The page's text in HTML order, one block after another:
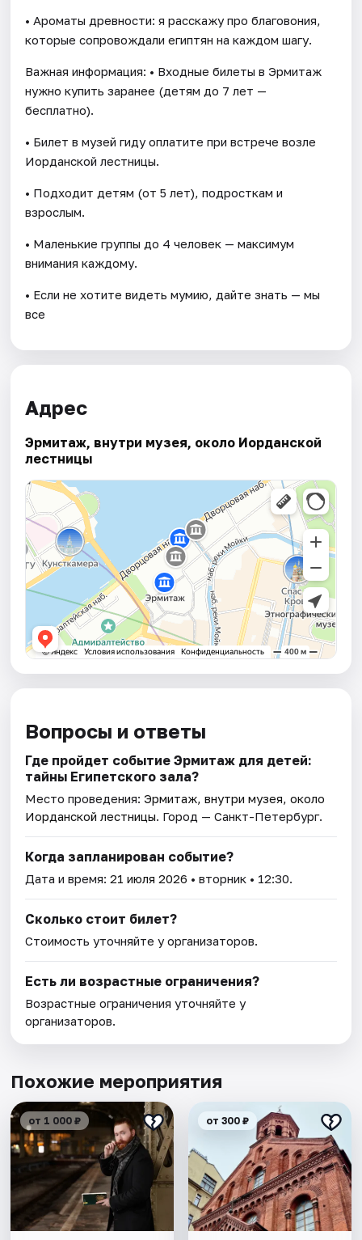
• Ароматы древности: я расскажу про благовония,
которые сопровождали египтян на каждом шагу.
Важная информация: • Входные билеты в Эрмитаж
нужно купить заранее (детям до 7 лет —
бесплатно).
• Билет в музей гиду оплатите при встрече возле
Иорданской лестницы.
• Подходит детям (от 5 лет), подросткам и
взрослым.
• Маленькие группы до 4 человек — максимум
внимания каждому.
• Если не хотите видеть мумию, дайте знать — мы
все
Адрес
Эрмитаж, внутри музея, около Иорданской
лестницы
Вопросы и ответы
Где пройдет событие Эрмитаж для детей:
тайны Египетского зала?
Место проведения:Эрмитаж, внутри музея, около
Иорданской лестницы. Город — Санкт-Петербург.
Когда запланирован событие?
Дата и время:21 июля 2026 • вторник • 12:30.
Сколько стоит билет?
Стоимость уточняйте у организаторов.
Есть ли возрастные ограничения?
Возрастные ограничения уточняйте у
организаторов.
Похожие мероприятия
от 1 000 ₽ от 300 ₽